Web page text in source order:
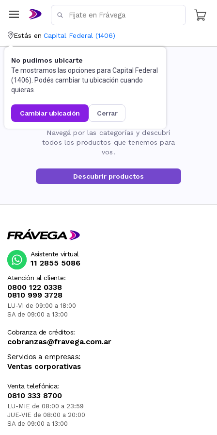
Estás en Capital Federal (1406)
No pudimos ubicarte
Te mostramos las opciones para Capital Federal
(1406). Podés cambiar tu ubicación cuando
quieras.
cambiar ubicación cerrar
La página no existe
Navegá por las categorías y descubrí
todos los productos que tenemos para
vos.
Descubrir productos
Atención al cliente:
0800 122 0338
0810 999 3728
LU-VI de 09:00 a 18:00
SA de 09:00 a 13:00
Cobranza de créditos:
cobranzas@fravega.com.ar
Servicios a empresas:
Ventas corporativas
Venta telefónica:
0810 333 8700
LU-MIE de 08:00 a 23:59
JUE-VIE de 08:00 a 20:00
SA de 09:00 a 13:00
Asistente virtual
11 2855 5086